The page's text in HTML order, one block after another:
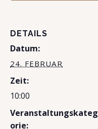
DETAILS
Datum:
24. FEBRUAR
Zeit:
10:00
Veranstaltungskateg
orie: